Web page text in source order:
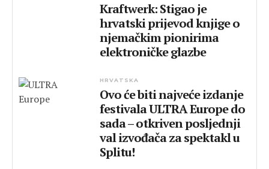
Kraftwerk: Stigao je
hrvatski prijevod knjige o
njemačkim pionirima
elektroničke glazbe
HRVATSKA
Ovo će biti najveće izdanje
festivala ULTRA Europe do
sada – otkriven posljednji
val izvođača za spektakl u
Splitu!